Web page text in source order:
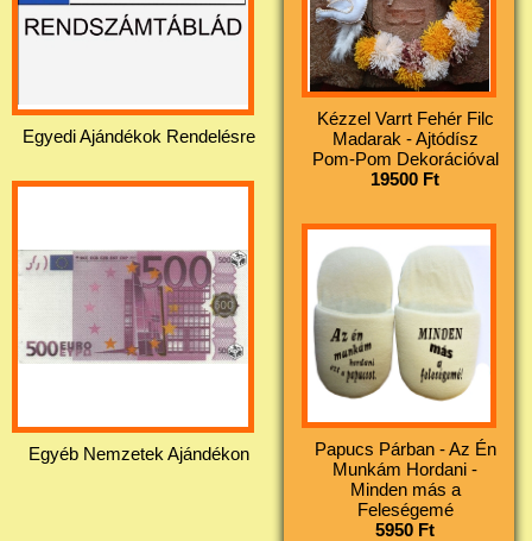
Egyedi Ajándékok Rendelésre
Egyéb Nemzetek Ajándékon
Kézzel Varrt Fehér Filc
Madarak - Ajtódísz
Pom-Pom Dekorációval
19500 Ft
Papucs Párban - Az Én
Munkám Hordani -
Minden más a
Feleségemé
5950 Ft